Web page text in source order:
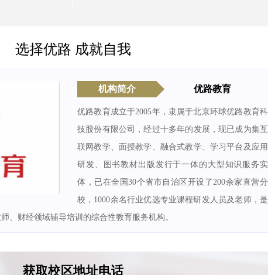
选择优路 成就自我
机构简介 优路教育
优路教育成立于2005年，隶属于北京环球优路教育科
技股份有限公司，经过十多年的发展，现已成为集互
联网教学、面授教学、融合式教学、学习平台及应用
研发、图书教材出版发行于一体的大型知识服务实
体，已在全国30个省市自治区开设了200余家直营分
校，1000余名行业优选专业课程研发人员及老师，是
、财经领域辅导培训的综合性教育服务机构。